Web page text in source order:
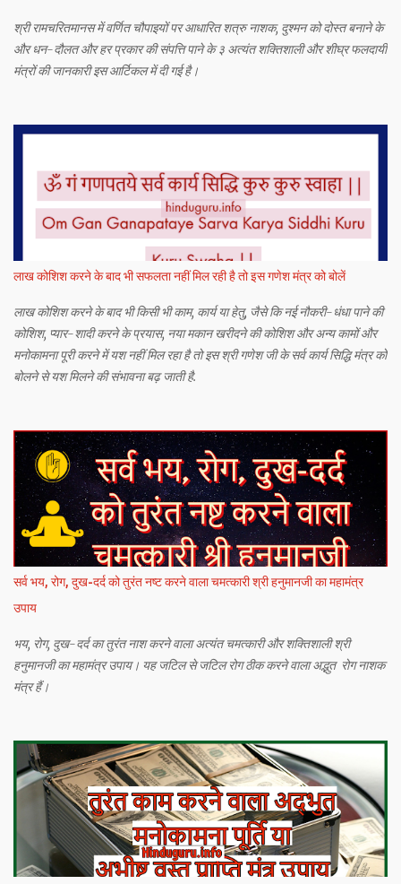
श्री रामचरितमानस में वर्णित चौपाइयों पर आधारित शत्रु नाशक, दुश्मन को दोस्त बनाने के
और धन-दौलत और हर प्रकार की संपत्ति पाने के ३ अत्यंत शक्तिशाली और शीघ्र फलदायी
मंत्रों की जानकारी इस आर्टिकल में दी गई है।
लाख कोशिश करने के बाद भी सफलता नहीं मिल रही है तो इस गणेश मंत्र को बोलें
लाख कोशिश करने के बाद भी किसी भी काम, कार्य या हेतु, जैसे कि नई नौकरी-धंधा पाने की
कोशिश, प्यार-शादी करने के प्रयास, नया मकान खरीदने की कोशिश और अन्य कामों और
मनोकामना पूरी करने में यश नहीं मिल रहा है तो इस श्री गणेश जी के सर्व कार्य सिद्धि मंत्र को
बोलने से यश मिलने की संभावना बढ़ जाती है.
सर्व भय, रोग, दुख-दर्द को तुरंत नष्ट करने वाला चमत्कारी श्री हनुमानजी का महामंत्र
उपाय
भय, रोग, दुख-दर्द का तुरंत नाश करने वाला अत्यंत चमत्कारी और शक्तिशाली श्री
हनुमानजी का महामंत्र उपाय। यह जटिल से जटिल रोग ठीक करने वाला अद्भुत रोग नाशक
मंत्र हैं।